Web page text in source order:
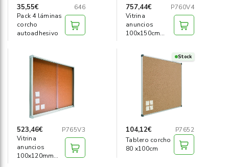
35,55€
646
Pack 4 láminas
corcho
autoadhesivo
757,44€
P760V4
Vitrina
anuncios
100x150cm
523,46€
P765V3
Vitrina
anuncios
100x120mm
Stock
104,12€
P7652
Tablero corcho
80 x100cm